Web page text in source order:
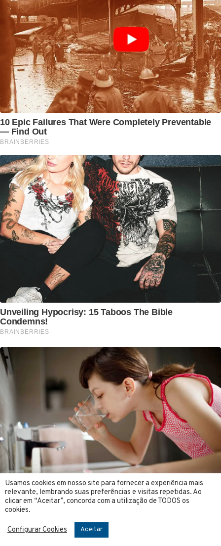
Usamos cookies em nosso site para fornecer a experiência mais
relevante, lembrando suas preferências e visitas repetidas. Ao
clicar em “Aceitar”, concorda com a utilização de TODOS os
cookies.
Configurar Cookies Aceitar